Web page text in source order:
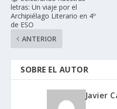
letras: Un viaje por el
Archipiélago Literario en 4º
de ESO
ANTERIOR
SOBRE EL AUTOR
Javier